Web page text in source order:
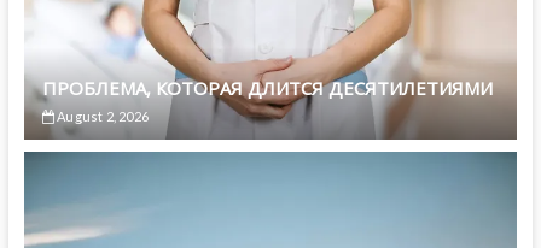
ПРОБЛЕМА, КОТОРАЯ ДЛИТСЯ ДЕСЯТИЛЕТИЯМИ
August 2, 2026